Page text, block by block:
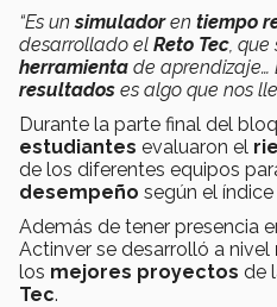
“Es unsimuladoren tiempo
desarrollado el Reto Tec, que
herramienta de aprendizaje…
resultados es algo que nos
Durante la parte final del
estudiantes evaluaron el
de los diferentes equipos
desempeño según el
Además de tener presencia
Actinver se desarrolló a nivel
los mejores proyectos de
Tec.